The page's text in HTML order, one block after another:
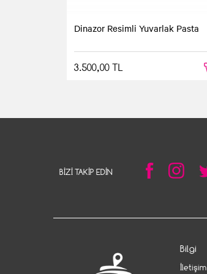
Dinazor Resimli Yuvarlak Pasta
3.500,00 TL
BIZI TAKIP EDIN
Bilgi
İletişim